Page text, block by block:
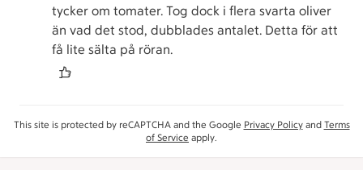
tycker om tomater. Tog dock i flera svarta oliver
än vad det stod, dubblades antalet. Detta för att
få lite sälta på röran.
This site is protected by reCAPTCHA and the Google Privacy Policyand Terms
of Service apply.